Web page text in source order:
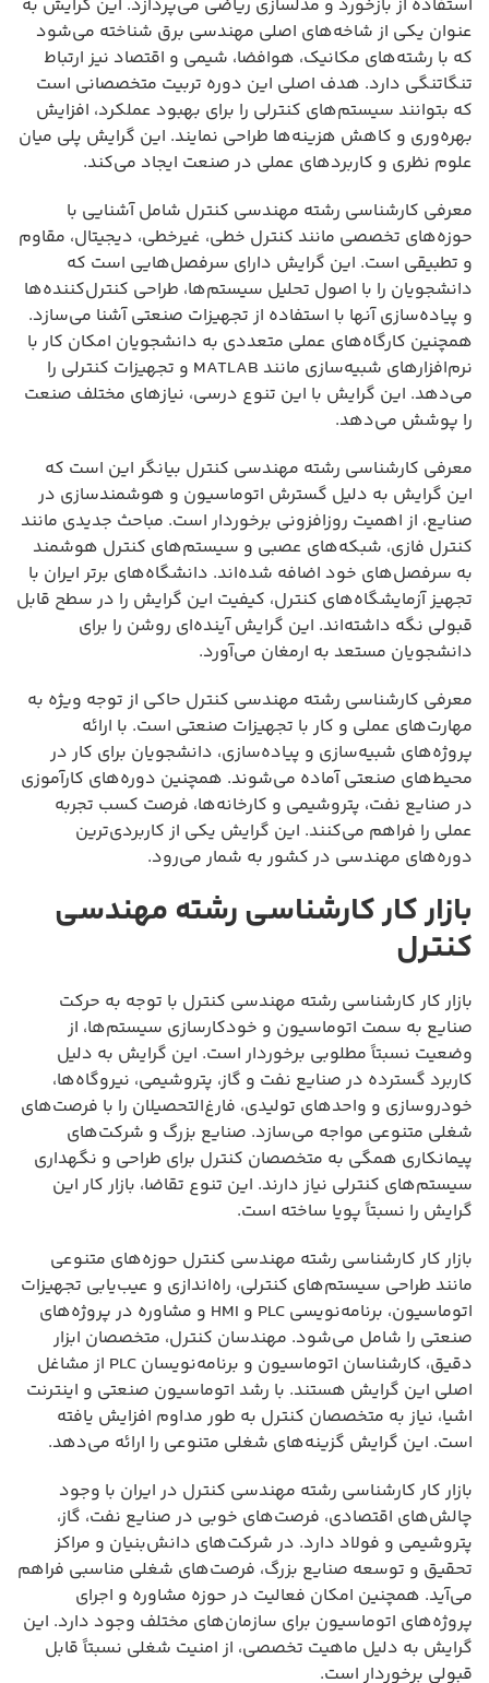
استفاده از بازخورد و مدلسازی ریاضی می‌پردازد. این گرایش به
عنوان یکی از شاخه‌های اصلی مهندسی برق شناخته می‌شود
که با رشته‌های مکانیک، هوافضا، شیمی و اقتصاد نیز ارتباط
تنگاتنگی دارد. هدف اصلی این دوره تربیت متخصصانی است
که بتوانند سیستم‌های کنترلی را برای بهبود عملکرد، افزایش
بهره‌وری و کاهش هزینه‌ها طراحی نمایند. این گرایش پلی میان
علوم نظری و کاربردهای عملی در صنعت ایجاد می‌کند.
معرفی کارشناسی رشته مهندسی کنترل شامل آشنایی با
حوزه‌های تخصصی مانند کنترل خطی، غیرخطی، دیجیتال، مقاوم
و تطبیقی است. این گرایش دارای سرفصل‌هایی است که
دانشجویان را با اصول تحلیل سیستم‌ها، طراحی کنترل‌کننده‌ها
و پیاده‌سازی آنها با استفاده از تجهیزات صنعتی آشنا می‌سازد.
همچنین کارگاه‌های عملی متعددی به دانشجویان امکان کار با
نرم‌افزارهای شبیه‌سازی مانند MATLAB و تجهیزات کنترلی را
می‌دهد. این گرایش با این تنوع درسی، نیازهای مختلف صنعت
را پوشش می‌دهد.
معرفی کارشناسی رشته مهندسی کنترل بیانگر این است که
این گرایش به دلیل گسترش اتوماسیون و هوشمندسازی در
صنایع، از اهمیت روزافزونی برخوردار است. مباحث جدیدی مانند
کنترل فازی، شبکه‌های عصبی و سیستم‌های کنترل هوشمند
به سرفصل‌های خود اضافه شده‌اند. دانشگاه‌های برتر ایران با
تجهیز آزمایشگاه‌های کنترل، کیفیت این گرایش را در سطح قابل
قبولی نگه داشته‌اند. این گرایش آینده‌ای روشن را برای
دانشجویان مستعد به ارمغان می‌آورد.
معرفی کارشناسی رشته مهندسی کنترل حاکی از توجه ویژه به
مهارت‌های عملی و کار با تجهیزات صنعتی است. با ارائه
پروژه‌های شبیه‌سازی و پیاده‌سازی، دانشجویان برای کار در
محیط‌های صنعتی آماده می‌شوند. همچنین دوره‌های کارآموزی
در صنایع نفت، پتروشیمی و کارخانه‌ها، فرصت کسب تجربه
عملی را فراهم می‌کنند. این گرایش یکی از کاربردی‌ترین
دوره‌های مهندسی در کشور به شمار می‌رود.
بازار کار کارشناسی رشته مهندسی
کنترل
بازار کار کارشناسی رشته مهندسی کنترل با توجه به حرکت
صنایع به سمت اتوماسیون و خودکارسازی سیستم‌ها، از
وضعیت نسبتاً مطلوبی برخوردار است. این گرایش به دلیل
کاربرد گسترده در صنایع نفت و گاز، پتروشیمی، نیروگاه‌ها،
خودروسازی و واحدهای تولیدی، فارغ‌التحصیلان را با فرصت‌های
شغلی متنوعی مواجه می‌سازد. صنایع بزرگ و شرکت‌های
پیمانکاری همگی به متخصصان کنترل برای طراحی و نگهداری
سیستم‌های کنترلی نیاز دارند. این تنوع تقاضا، بازار کار این
گرایش را نسبتاً پویا ساخته است.
بازار کار کارشناسی رشته مهندسی کنترل حوزه‌های متنوعی
مانند طراحی سیستم‌های کنترلی، راه‌اندازی و عیب‌یابی تجهیزات
اتوماسیون، برنامه‌نویسی PLC و HMI و مشاوره در پروژه‌های
صنعتی را شامل می‌شود. مهندسان کنترل، متخصصان ابزار
دقیق، کارشناسان اتوماسیون و برنامه‌نویسان PLC از مشاغل
اصلی این گرایش هستند. با رشد اتوماسیون صنعتی و اینترنت
اشیا، نیاز به متخصصان کنترل به طور مداوم افزایش یافته
است. این گرایش گزینه‌های شغلی متنوعی را ارائه می‌دهد.
بازار کار کارشناسی رشته مهندسی کنترل در ایران با وجود
چالش‌های اقتصادی، فرصت‌های خوبی در صنایع نفت، گاز،
پتروشیمی و فولاد دارد. در شرکت‌های دانش‌بنیان و مراکز
تحقیق و توسعه صنایع بزرگ، فرصت‌های شغلی مناسبی فراهم
می‌آید. همچنین امکان فعالیت در حوزه مشاوره و اجرای
پروژه‌های اتوماسیون برای سازمان‌های مختلف وجود دارد. این
گرایش به دلیل ماهیت تخصصی، از امنیت شغلی نسبتاً قابل
قبولی برخوردار است.